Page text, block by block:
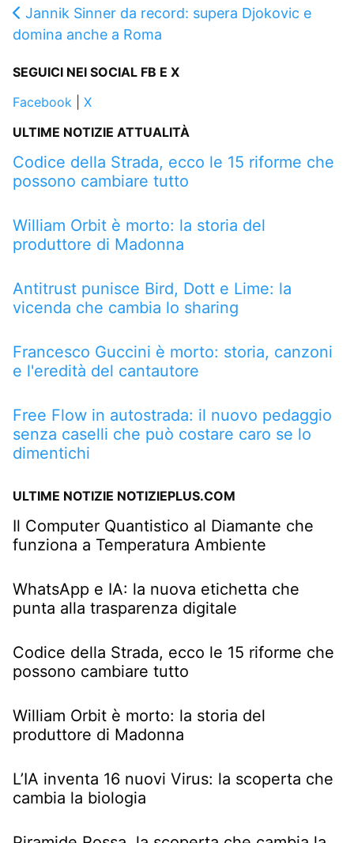
Jannik Sinner da record: supera Djokovic e
domina anche a Roma
SEGUICI NEI SOCIAL FB E X
Facebook
X
ULTIME NOTIZIE ATTUALITÀ
Codice della Strada, ecco le 15 riforme che
possono cambiare tutto
William Orbit è morto: la storia del
produttore di Madonna
Antitrust punisce Bird, Dott e Lime: la
vicenda che cambia lo sharing
Francesco Guccini è morto: storia, canzoni
e l'eredità del cantautore
Free Flow in autostrada: il nuovo pedaggio
senza caselli che può costare caro se lo
dimentichi
ULTIME NOTIZIE NOTIZIEPLUS.COM
Il Computer Quantistico al Diamante che
funziona a Temperatura Ambiente
WhatsApp e IA: la nuova etichetta che
punta alla trasparenza digitale
Codice della Strada, ecco le 15 riforme che
possono cambiare tutto
William Orbit è morto: la storia del
produttore di Madonna
L’IA inventa 16 nuovi Virus: la scoperta che
cambia la biologia